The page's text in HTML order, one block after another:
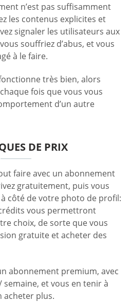
n’est pas suffisamment
les contenus explicites et
signaler les utilisateurs aux
souffriez d’abus, et vous
à le faire.
très bien, alors
fois que vous vous
d’un autre
DE PRIX
faire avec un abonnement
gratuitement, puis vous
côté de votre photo de profil:
vous permettront
choix, de sorte que vous
gratuite et acheter des
abonnement premium, avec
et vous en tenir à
acheter plus.